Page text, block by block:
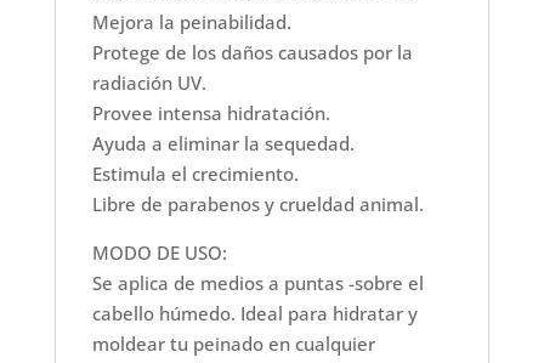
Mejora la peinabilidad.
Protege de los daños causados por la
radiación UV.
Provee intensa hidratación.
Ayuda a eliminar la sequedad.
Estimula el crecimiento.
Libre de parabenos y crueldad animal.
MODO DE USO:
Se aplica de medios a puntas -sobre el
cabello húmedo. Ideal para hidratar y
moldear tu peinado en cualquier